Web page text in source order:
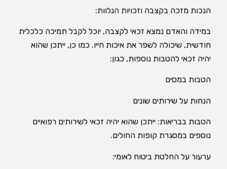
הנכות מזכה בקצבה וזכויות הנלוות:
במידה והאדם נמצא זכאי לקצבה, יוכל לקבל תמיכה כלכלית
חודשית, שיכולה לשפר את איכות חייו. כמו כן, ייתכן שהוא
יהיה זכאי להטבות נוספות, כגון:
הטבות במסים
הנחות על שירותים שונים
הטבות בבריאות: ייתכן שהוא יהיה זכאי לשירותים רפואיים
נוספים במסגרת קופות החולים.
ערעור על החלטת ביטוח לאומי: